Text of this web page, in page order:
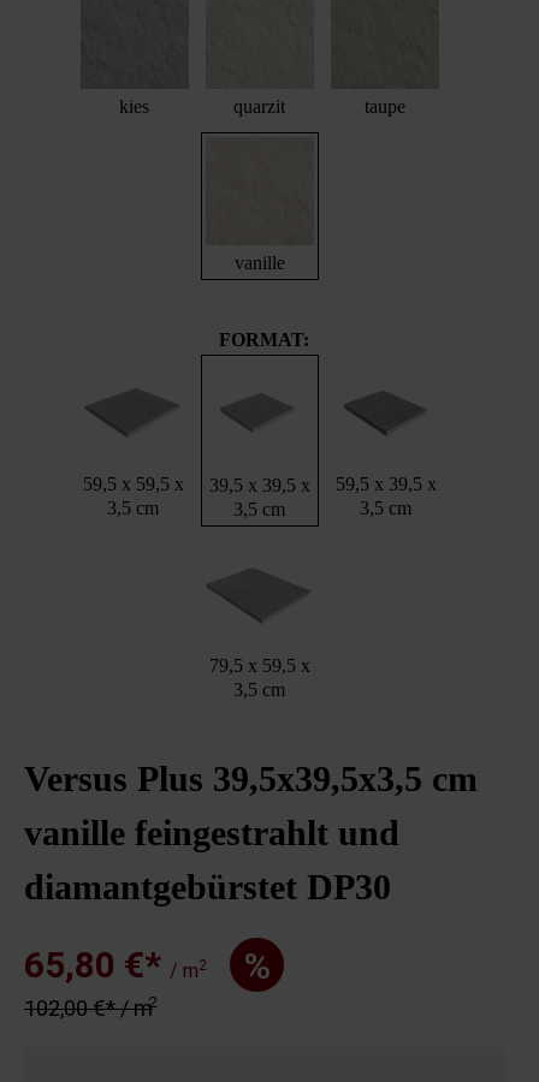
kies quarzit taupe
vanille
FORMAT:
59,5 x 59,5 x
3,5 cm
39,5 x 39,5 x
3,5 cm
59,5 x 39,5 x
3,5 cm
79,5 x 59,5 x
3,5 cm
Versus Plus 39,5x39,5x3,5 cm
vanille feingestrahlt und
diamantgebürstet DP30
65,80 €* / m2 %
102,00 €* / m2